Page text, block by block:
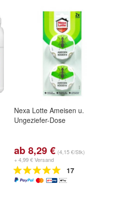
Nexa Lotte Ameisen u.
Ungeziefer-Dose
ab 8,29 € (4,15 €/Stk)
+ 4,99 € Versand
17